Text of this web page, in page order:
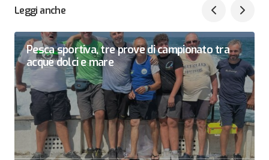
Leggi anche
Pesca sportiva, tre prove di campionato tra
acque dolci e mare